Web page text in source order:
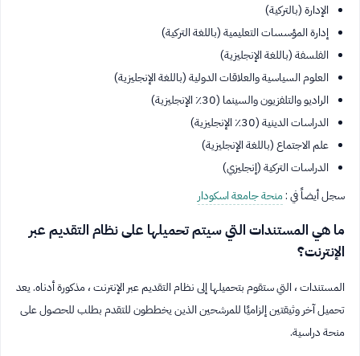
الإدارة (بالتركية)
إدارة المؤسسات التعليمية (باللغة التركية)
الفلسفة (باللغة الإنجليزية)
العلوم السياسية والعلاقات الدولية (باللغة الإنجليزية)
الراديو والتلفزيون والسينما (30٪ الإنجليزية)
الدراسات الدينية (30٪ الإنجليزية)
علم الاجتماع (باللغة الإنجليزية)
الدراسات التركية (إنجليزي)
سجل أيضاً في :منحة جامعة اسكودار
ما هي المستندات التي سيتم تحميلها على نظام التقديم عبر
الإنترنت؟
المستندات ، التي ستقوم بتحميلها إلى نظام التقديم عبر الإنترنت ، مذكورة أدناه. يعد
تحميل آخر وثيقتين إلزاميًا للمرشحين الذين يخططون للتقدم بطلب للحصول على
منحة دراسية.